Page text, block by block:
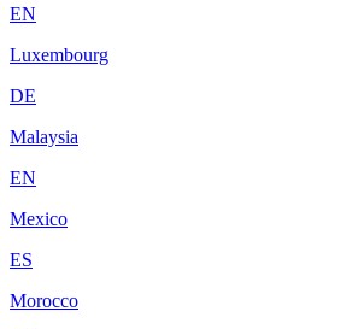
EN
Luxembourg
DE
Malaysia
EN
Mexico
ES
Morocco